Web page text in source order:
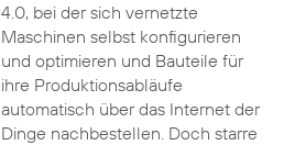
4.0, bei der sich vernetzte
Maschinen selbst konfigurieren
und optimieren und Bauteile für
ihre Produktionsabläufe
automatisch über das Internet der
Dinge nachbestellen. Doch starre